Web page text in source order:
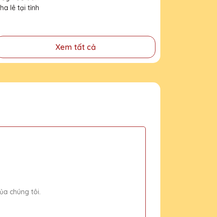
Xem tất cả
chúng tôi.